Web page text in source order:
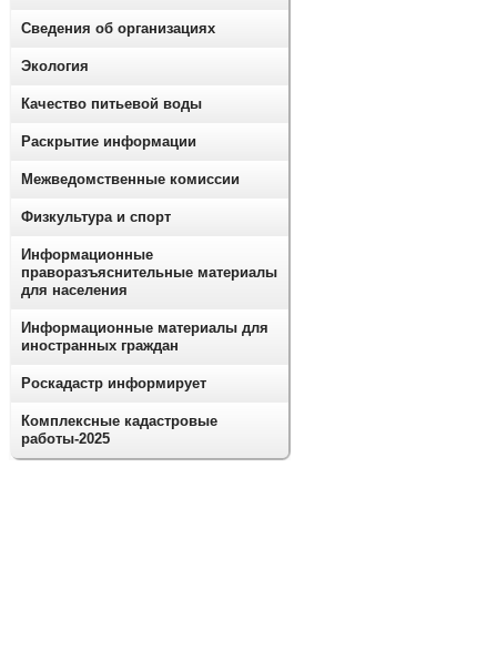
Сведения об организациях
Экология
Качество питьевой воды
Раскрытие информации
Межведомственные комиссии
Физкультура и спорт
Информационные
праворазъяснительные материалы
для населения
Информационные материалы для
иностранных граждан
Роскадастр информирует
Комплексные кадастровые
работы-2025